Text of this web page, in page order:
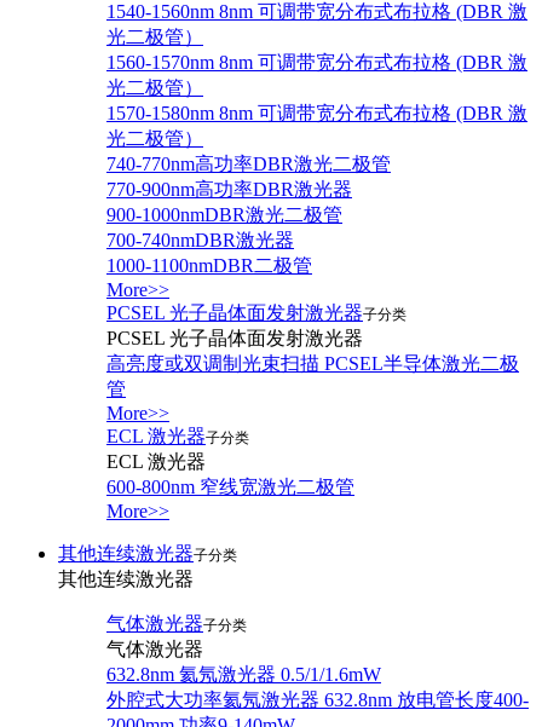
1540-1560nm 8nm 可调带宽分布式布拉格 (DBR 激
光二极管）
1560-1570nm 8nm 可调带宽分布式布拉格 (DBR 激
光二极管）
1570-1580nm 8nm 可调带宽分布式布拉格 (DBR 激
光二极管）
740-770nm高功率DBR激光二极管
770-900nm高功率DBR激光器
900-1000nmDBR激光二极管
700-740nmDBR激光器
1000-1100nmDBR二极管
More>>
PCSEL 光子晶体面发射激光器子分类
PCSEL 光子晶体面发射激光器
高亮度或双调制光束扫描 PCSEL半导体激光二极
管
More>>
ECL 激光器子分类
ECL 激光器
600-800nm 窄线宽激光二极管
More>>
其他连续激光器子分类
其他连续激光器
气体激光器子分类
气体激光器
632.8nm 氦氖激光器 0.5/1/1.6mW
外腔式大功率氦氖激光器 632.8nm 放电管长度400-